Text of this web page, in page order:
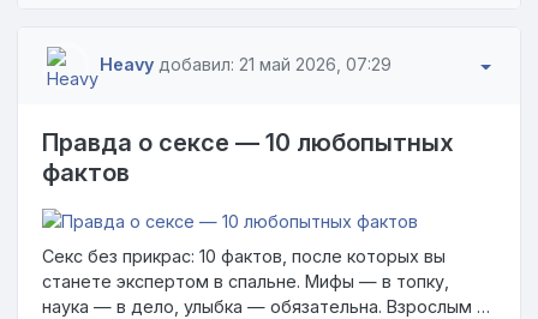
Heavy добавил: 21 май 2026, 07:29
Правда о сексе — 10 любопытных
фактов
Секс без прикрас: 10 фактов, после которых вы
станете экспертом в спальне. Мифы — в топку,
наука — в дело, улыбка — обязательна. Взрослым и